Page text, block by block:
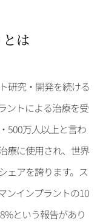
は
研究・開発を続ける
ントによる治療を受
500万人以上と言わ
療に使用され、世界
ェアを誇ります。ス
ンインプラントの10
という報告があり